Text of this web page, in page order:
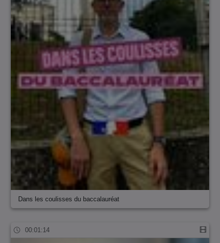
Dans les coulisses du baccalauréat
00:01:14